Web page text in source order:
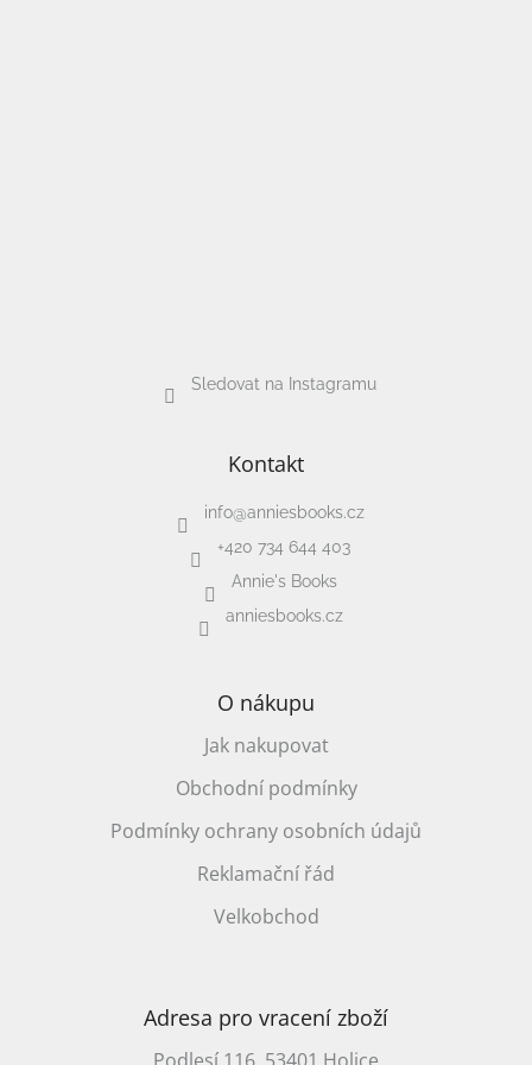
Sledovat na Instagramu
Kontakt
info@anniesbooks.cz
+420 734 644 403
Annie's Books
anniesbooks.cz
O nákupu
Jak nakupovat
Obchodní podmínky
Podmínky ochrany osobních údajů
Reklamační řád
Velkobchod
Adresa pro vracení zboží